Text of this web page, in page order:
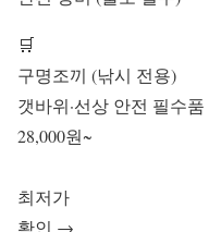
🛒
구명조끼 (낚시 전용)
갯바위·선상 안전 필수품
28,000원~
최저가
확인 →